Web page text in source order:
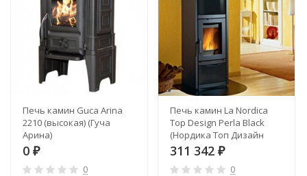
Печь камин Guca Arina
2210 (высокая) (Гуча
Арина)
0 ₽
0
Печь камин La Nordica
Top Design Perla Black
(Нордика Топ Дизайн
Перла Блек)
311 342 ₽
0